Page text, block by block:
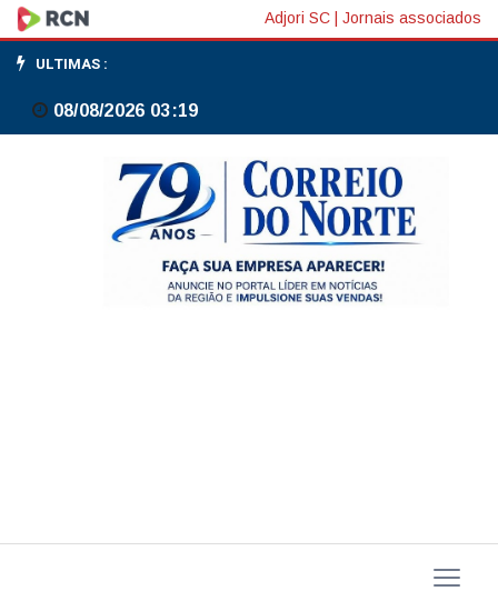
Marilisa
defende
fundo
regional
Adjori SC Jornais associados
ULTIMAS :
08/08/2026 03:19